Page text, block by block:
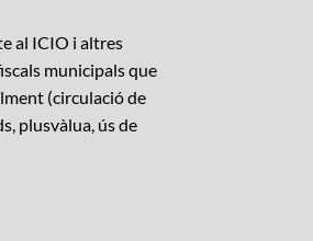
al ICIO i altres
municipals que
(circulació de
plusvàlua, ús de